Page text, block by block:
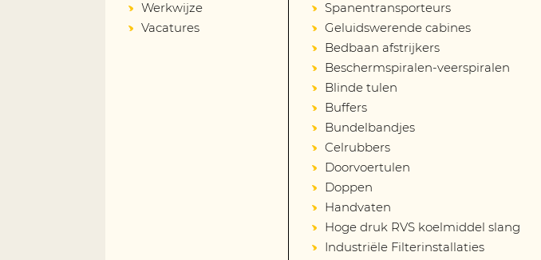
Werkwijze
Vacatures
Spanentransporteurs
Geluidswerende cabines
Bedbaan afstrijkers
Beschermspiralen-veerspiralen
Blinde tulen
Buffers
Bundelbandjes
Celrubbers
Doorvoertulen
Doppen
Handvaten
Hoge druk RVS koelmiddel slang
Industriële Filterinstallaties